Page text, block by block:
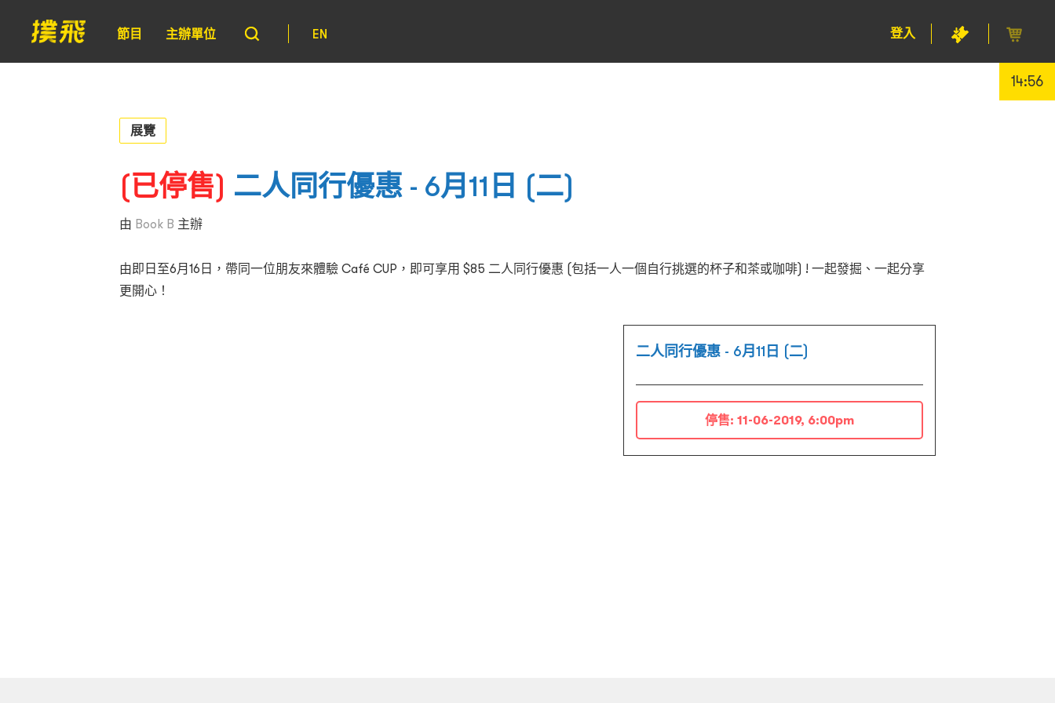
節目 主辦單位 EN 登入
14:55
展覽
(已停售) 二人同行優惠 - 6月11日 (二)
由 Book B 主辦
由即日至6月16日，帶同一位朋友來體驗 Café CUP，即可享用 $85 二人同行優惠 (包括一人一個自行挑選的杯子和茶或咖啡) ! 一起發掘、一起分享
更開心！
二人同行優惠 - 6月11日 (二)
停售: 11-06-2019, 6:00pm